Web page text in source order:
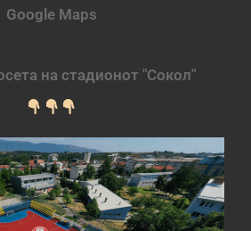
Google Maps
на стадионот "Сокол"